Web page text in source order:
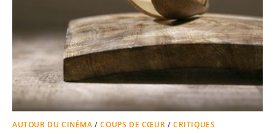
AUTOUR DU CINÉMA /COUPS DE CŒUR /CRITIQUES